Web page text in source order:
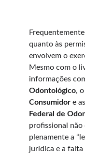
quanto às
envolvem o
Mesmo com o
informações
Odontológico, o
Consumidor e as
Federal de
profissional não
plenamente a
jurídica e a falta